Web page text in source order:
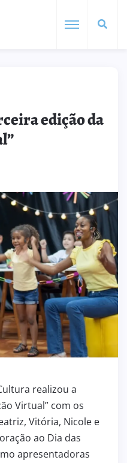
edição da
realizou a
Virtual” com os
Vitória, Nicole e
ao Dia das
apresentadoras